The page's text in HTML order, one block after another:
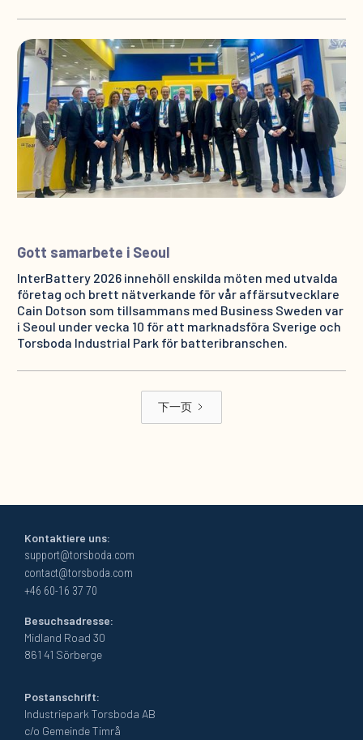
Gott samarbete i Seoul
InterBattery 2026 innehöll enskilda möten med utvalda
företag och brett nätverkande för vår affärsutvecklare
Cain Dotson som tillsammans med Business Sweden var
i Seoul under vecka 10 för att marknadsföra Sverige och
Torsboda Industrial Park för batteribranschen.
下一页
Kontaktiere uns:
support@torsboda.com
contact@torsboda.com
+46 60-16 37 70
Besuchsadresse:
Midland Road 30
861 41 Sörberge
Postanschrift:
Industriepark Torsboda AB
c/o Gemeinde Timrå